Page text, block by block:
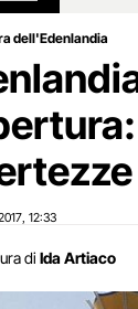
dell'Edenlandia
12:33
di Ida Artiaco